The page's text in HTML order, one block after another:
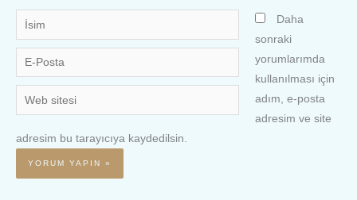
İsim
E-
Posta
Web
sitesi
Daha
sonraki
yorumlarımda
kullanılması için
adım, e-posta
adresim ve site
adresim bu tarayıcıya kaydedilsin.